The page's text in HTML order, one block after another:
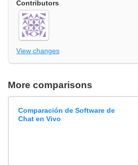
Contributors
View changes
More comparisons
Comparación de Software de
Chat en Vivo